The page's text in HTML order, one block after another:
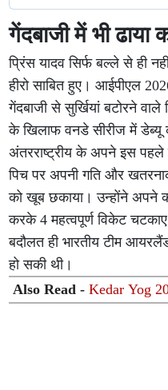
गेंदबाजी में भी
प्रिंस यादव सिर्फ बल्ले से ही
हीरो साबित हुए। आईपीएल
गेंदबाजी से सुर्खियां बटोरने
के खिलाफ वनडे सीरीज में डेब्यू
अंतरराष्ट्रीय के अपने इस पहले
पिच पर अपनी गति और
को खूब छकाया। उन्होंने अपने
करके 4 महत्वपूर्ण विकेट
बदौलत ही भारतीय टीम
हो सकी थी।
Also Read -Kedar Yog
'केदार योग', कुंभ समेत इन 3